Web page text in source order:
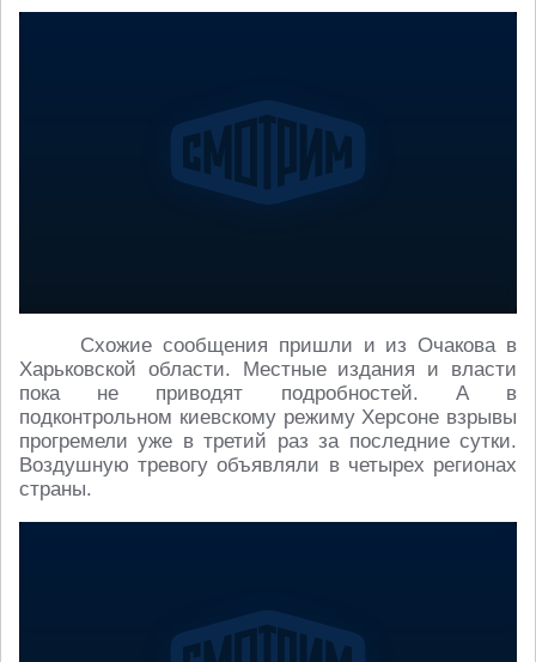
Схожие сообщения пришли и из Очакова в
Харьковской области. Местные издания и власти
пока не приводят подробностей. А в
подконтрольном киевскому режиму Херсоне взрывы
прогремели уже в третий раз за последние сутки.
Воздушную тревогу объявляли в четырех регионах
страны.